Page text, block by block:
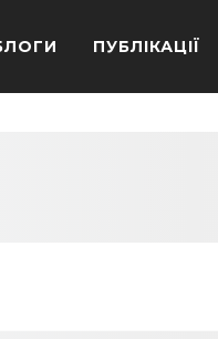
ПУБЛІКАЦІЇ